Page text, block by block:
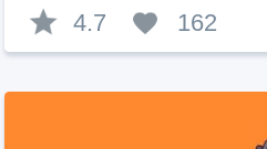
4.7 162